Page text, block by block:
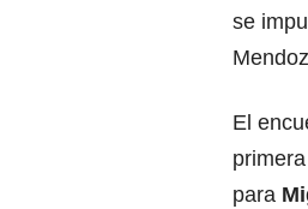
se
El
para